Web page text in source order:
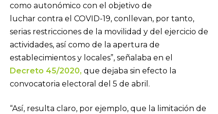
como autonómico con el objetivo de
luchar contra el COVID-19, conllevan, por tanto,
serias restricciones de la movilidad y del ejercicio de
actividades, así como de la apertura de
establecimientos y locales”, señalaba en el
Decreto 45/2020, que dejaba sin efecto la
convocatoria electoral del 5 de abril.
“Así, resulta claro, por ejemplo, que la limitación de